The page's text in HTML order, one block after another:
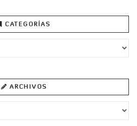
CATEGORÍAS
ARCHIVOS